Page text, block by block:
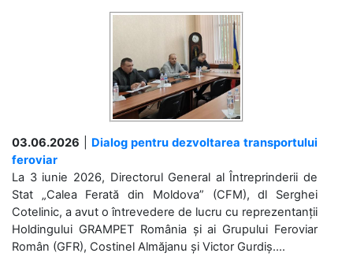
03.06.2026
Dialog pentru dezvoltarea transportului
feroviar
La 3 iunie 2026, Directorul General al Întreprinderii de
Stat „Calea Ferată din Moldova” (CFM), dl Serghei
Cotelinic, a avut o întrevedere de lucru cu reprezentanții
Holdingului GRAMPET România și ai Grupului Feroviar
Român (GFR), Costinel Almăjanu și Victor Gurdiș....